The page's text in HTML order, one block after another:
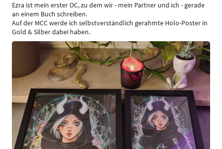
Ezra ist mein erster OC, zu dem wir - mein Partner und ich - gerade
an einem Buch schreiben.
Auf der MCC werde ich selbstverständlich gerahmte Holo-Poster in
Gold & Silber dabei haben.